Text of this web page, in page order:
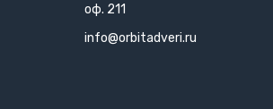
оф. 211
info@orbitadveri.ru